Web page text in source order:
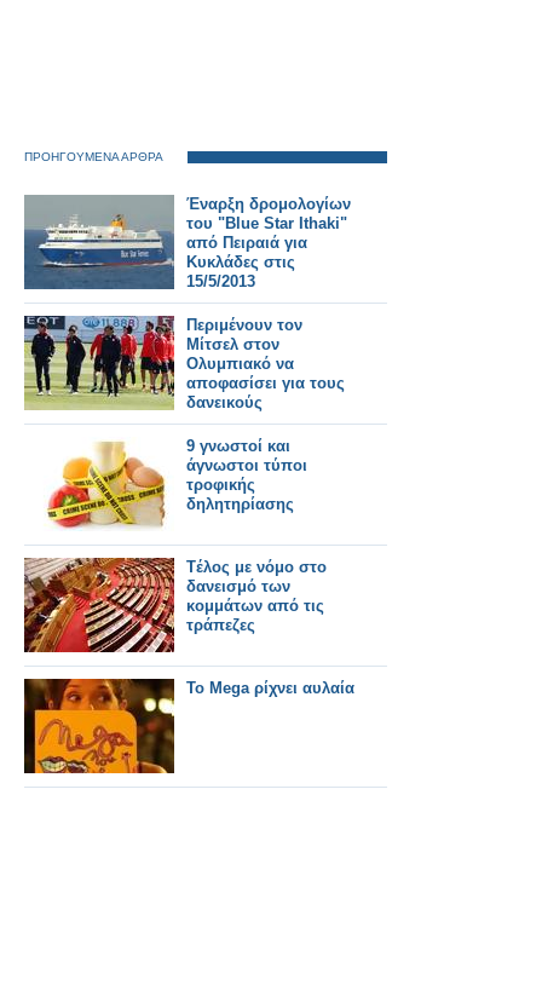
ΠΡΟΗΓΟΥΜΕΝΑ ΑΡΘΡΑ
Έναρξη δρομολογίων
του "Blue Star Ithaki"
από Πειραιά για
Κυκλάδες στις
15/5/2013
Περιμένουν τον
Μίτσελ στον
Ολυμπιακό να
αποφασίσει για τους
δανεικούς
9 γνωστοί και
άγνωστοι τύποι
τροφικής
δηλητηρίασης
Tέλος με νόμο στο
δανεισμό των
κομμάτων από τις
τράπεζες
Το Mega ρίχνει αυλαία